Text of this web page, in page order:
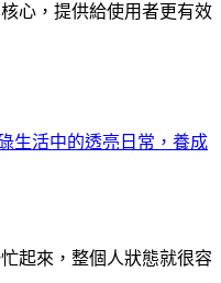
心，提供給使用者更有效
生活中的透亮日常，養成
起來，整個人狀態就很容